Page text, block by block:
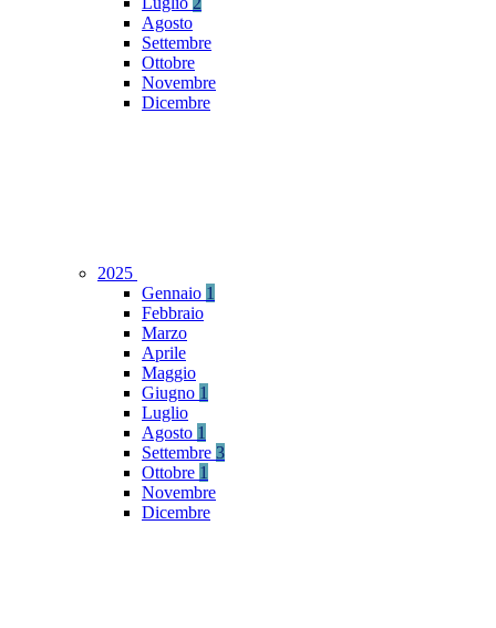
Agosto
Settembre
Ottobre
Novembre
Dicembre
2025
Gennaio 1
Febbraio
Marzo
Aprile
Maggio
Giugno 1
Luglio
Agosto 1
Settembre 3
Ottobre 1
Novembre
Dicembre